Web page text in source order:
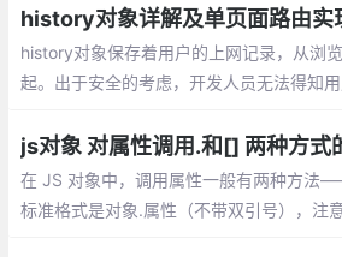
者使用[]作为一个关联数组来存取对象的属
性。但是这两种方式有什么区别了？
history对象详解及单页面路由实
history对象保存着用户的上网记录，从浏
起。出于安全的考虑，开发人员无法得知
况下实现后退与前进
js对象 对属性调用.和[] 两种方式
在 JS 对象中，调用属性一般有两种方法
标准格式是对象.属性（不带双引号），注